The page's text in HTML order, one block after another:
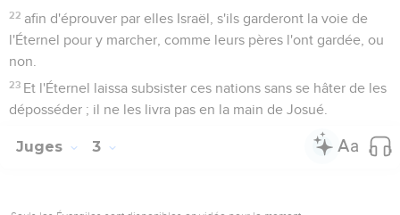
22 afin d'éprouver par elles Israël, s'ils garderont la voie de
l'Éternel pour y marcher, comme leurs pères l'ont gardée, ou
non.
23 Et l'Éternel laissa subsister ces nations sans se hâter de les
déposséder ; il ne les livra pas en la main de Josué.
Juges 3